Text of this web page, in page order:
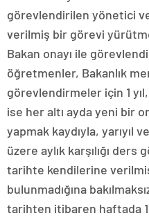
görevlendirilen yönetici
verilmiş bir görevi
Bakan onayı ile
öğretmenler, Bakanlık
görevlendirmeler için 1
ise her altı ayda yeni bir
yapmak kaydıyla, yarıyıl
üzere aylık karşılığı
tarihte kendilerine
bulunmadığına
tarihten itibaren haftada